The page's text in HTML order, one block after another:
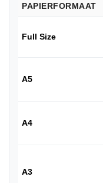
PAPIERFORMAAT
Full Size
A5
A4
A3